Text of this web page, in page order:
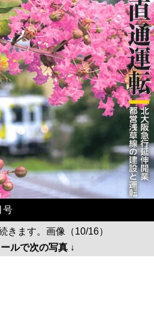
号
きます。画像（10/16）
ルで次の写真 ↓